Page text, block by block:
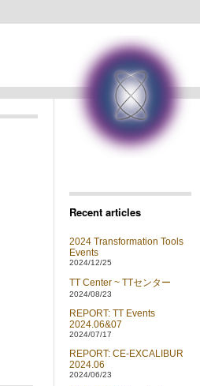
Recent articles
2024 Transformation Tools
Events
2024/12/25
TT Center ~ TTセンター
2024/08/23
REPORT: TT Events
2024.06&07
2024/07/17
REPORT: CE-EXCALIBUR
2024.06
2024/06/23